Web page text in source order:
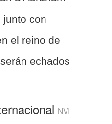
junto con
el reino de
echados
NVI